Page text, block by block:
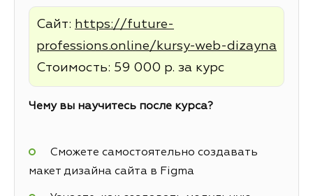
Сайт: https://future-
professions.online/kursy-web-dizayna
Стоимость: 59 000 р. за курс
Чему вы научитесь после курса?
Сможете самостоятельно создавать
макет дизайна сайта в Figma